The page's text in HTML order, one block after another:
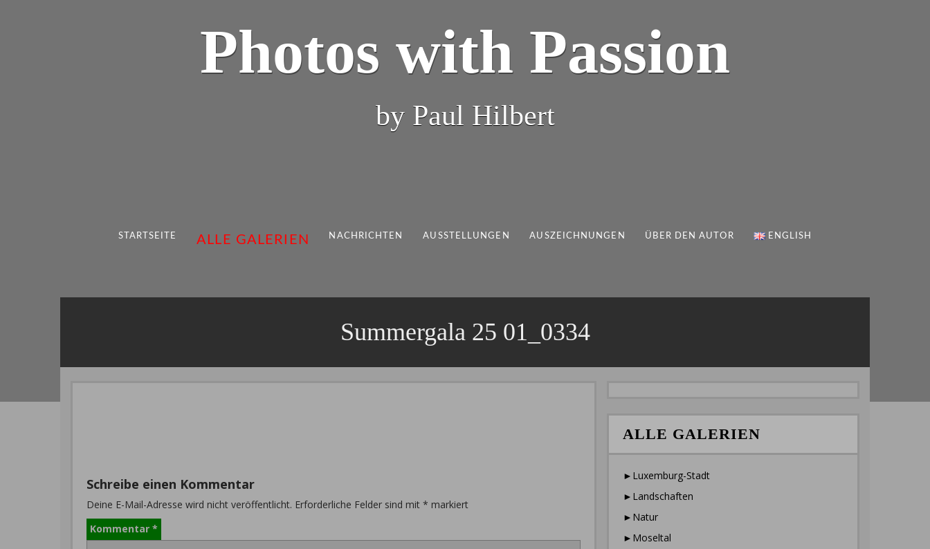
Photos with Passion
by Paul Hilbert
STARTSEITE ALLE GALERIEN NACHRICHTEN AUSSTELLUNGEN AUSZEICHNUNGEN ÜBER DEN AUTOR ENGLISH
Summergala 25 01_0334
Schreibe einen Kommentar
Deine E-Mail-Adresse wird nicht veröffentlicht. Erforderliche Felder sind mit * markiert
Kommentar *
ALLE GALERIEN
►Luxemburg-Stadt
►Landschaften
►Natur
►Moseltal